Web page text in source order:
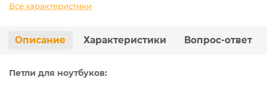
Все характеристики
Описание Характеристики Вопрос-ответ
Петли для ноутбуков: